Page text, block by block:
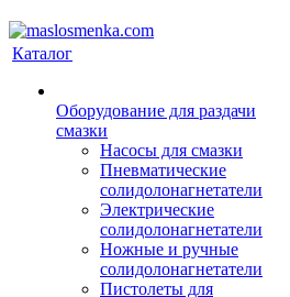
Каталог
Оборудование для раздачи
смазки
Насосы для смазки
Пневматические
солидолонагнетатели
Электрические
солидолонагнетатели
Ножные и ручные
солидолонагнетатели
Пистолеты для